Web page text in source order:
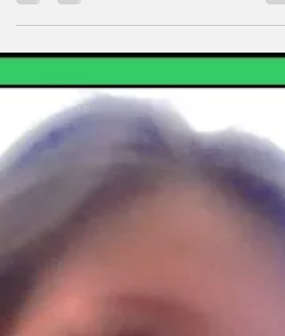
występy naszych wspaniałych młodych...